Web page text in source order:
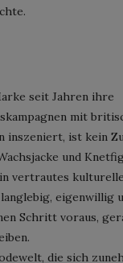
seit Jahren ihre
mit
inszeniert, ist kein
und
vertrautes
langlebig, eigenwillig
Schritt voraus,
die sich